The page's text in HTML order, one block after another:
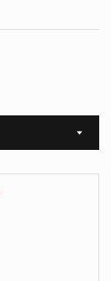
Sort